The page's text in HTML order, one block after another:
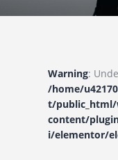
Warning:
/home/
t/public_html/
content/
i/elementor/